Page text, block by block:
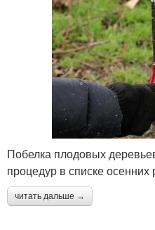
Побелка плодовых
процедур в списке осенних
читать дальше →